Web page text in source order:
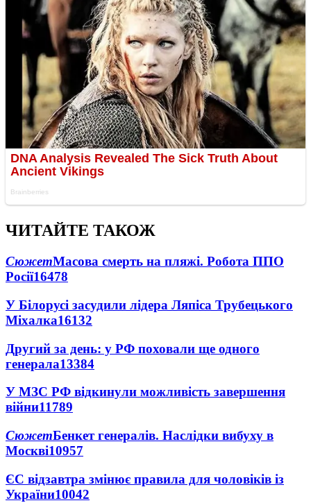
ЧИТАЙТЕ ТАКОЖ
СюжетМасова смерть на пляжі. Робота ППО
Росії16478
У Білорусі засудили лідера Ляпіса Трубецького
Міхалка16132
Другий за день: у РФ поховали ще одного
генерала13384
У МЗС РФ відкинули можливість завершення
війни11789
СюжетБенкет генералів. Наслідки вибуху в
Москві10957
ЄС відзавтра змінює правила для чоловіків із
України10042